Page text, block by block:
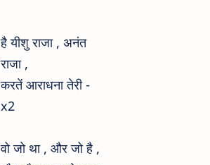
है यीशु राजा , अनंत
राजा ,
करतें आराधना तेरी -
x2
वो जो था , और जो है ,